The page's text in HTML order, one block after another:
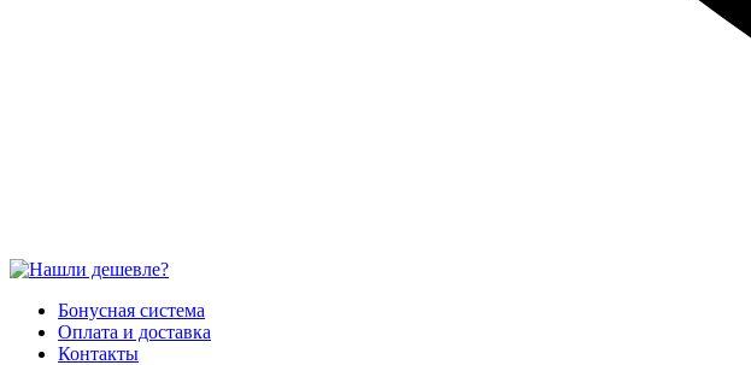
Бонусная система
Оплата и доставка
Контакты